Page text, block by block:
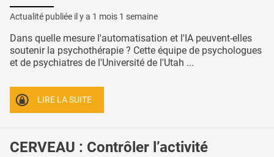
Actualité publiée il y a 1 mois 1 semaine
Dans quelle mesure l'automatisation et l'IA peuvent-elles
soutenir la psychothérapie ? Cette équipe de psychologues
et de psychiatres de l'Université de l'Utah ...
LIRE LA SUITE
CERVEAU : Contrôler l’activité